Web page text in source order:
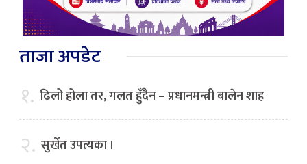
ताजा अपडेट
१. ढिलो होला तर, गलत हुँदैन – प्रधानमन्त्री बालेन शाह
२. सुर्खेत उपत्यका ।